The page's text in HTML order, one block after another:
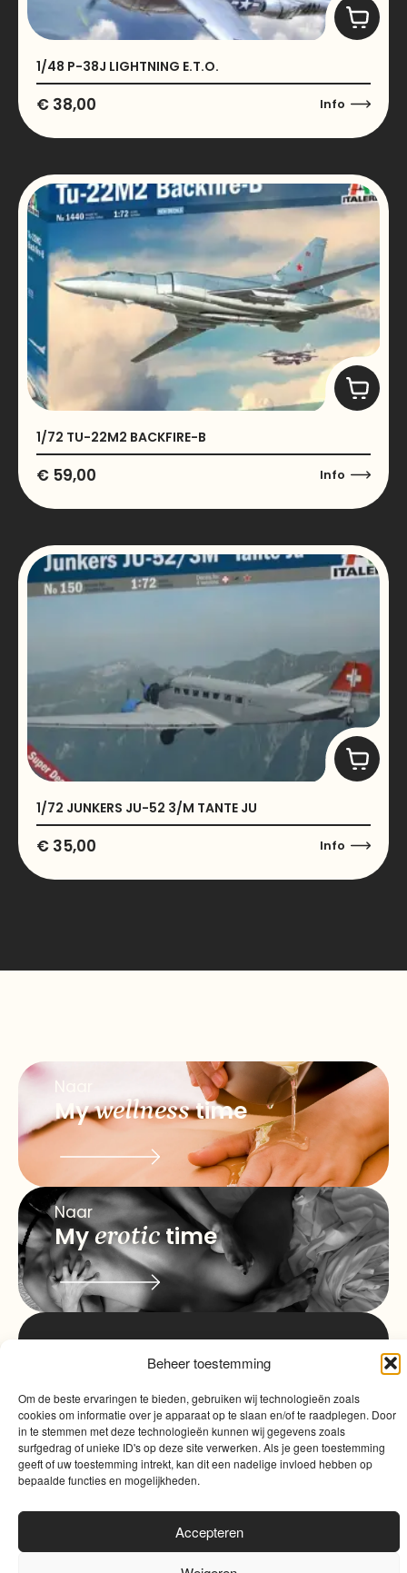
Beheer toestemming
Om de beste ervaringen te bieden, gebruiken wij technologieën zoals
cookies om informatie over je apparaat op te slaan en/of te raadplegen. Door
in te stemmen met deze technologieën kunnen wij gegevens zoals
surfgedrag of unieke ID's op deze site verwerken. Als je geen toestemming
geeft of uw toestemming intrekt, kan dit een nadelige invloed hebben op
bepaalde functies en mogelijkheden.
Accepteren
1/48 P-38J LIGHTNING E.T.O.
€ 38,00 Info
1/72 TU-22M2 BACKFIRE-B
€ 59,00 Info
1/72 JUNKERS JU-52 3/M TANTE JU
€ 35,00 Info
Naar
Mywellnesstime
Naar
Myerotictime
quality
time Contact
Algemene voorwaarden|Cookies